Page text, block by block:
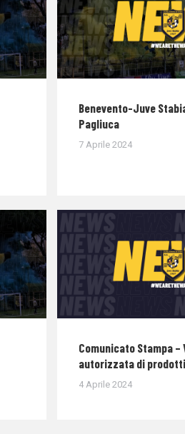
Benevento-Juve
Pagliuca
7 Aprile 2024
Comunicato Stampa –
autorizzata di prodotti
4 Aprile 2024